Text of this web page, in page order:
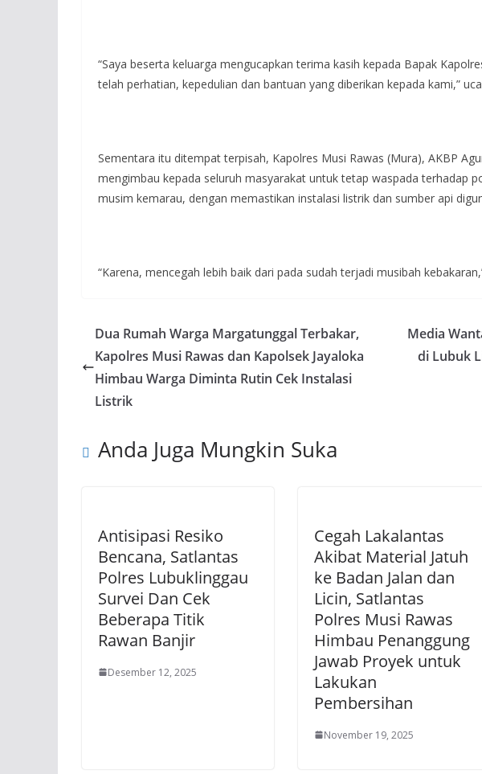
“Saya beserta keluarga mengucapkan terima kasih kepada Bapak
telah perhatian, kepedulian dan bantuan yang diberikan kepada kami,”
Sementara itu ditempat terpisah, Kapolres Musi Rawas (Mura), AKBP
mengimbau kepada seluruh masyarakat untuk tetap waspada terhadap
musim kemarau, dengan memastikan instalasi listrik dan sumber api
“Karena, mencegah lebih baik dari pada sudah terjadi musibah
Dua Rumah Warga Margatunggal Terbakar,
Kapolres Musi Rawas dan Kapolsek Jayaloka
Himbau Warga Diminta Rutin Cek Instalasi
Listrik
Media
di Lubuk
Anda Juga Mungkin Suka
Antisipasi Resiko
Bencana, Satlantas
Polres Lubuklinggau
Survei Dan Cek
Beberapa Titik
Rawan Banjir
Desember 12, 2025
Cegah Lakalantas
Akibat Material Jatuh
ke Badan Jalan dan
Licin, Satlantas
Polres Musi Rawas
Himbau Penanggung
Jawab Proyek untuk
Lakukan
Pembersihan
November 19, 2025